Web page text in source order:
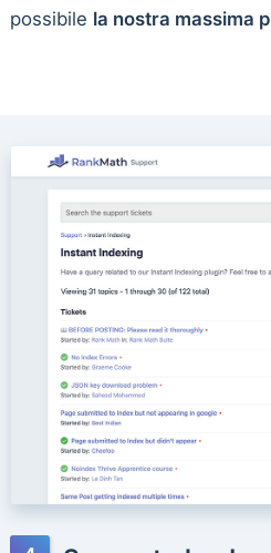
possibile la nostra massima